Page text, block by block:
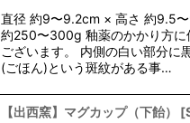
直径 約9〜9.2cm × 高さ 約9.5
約250〜300g 釉薬のかかり方に
ございます。 内側の白い部分に
(ごほん)という斑紋がある事…
【出西窯】マグカップ（下飴） [